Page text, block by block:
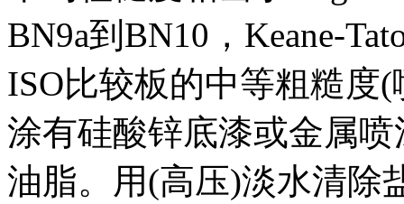
BN9a到BN10，Keane-
ISO比较板的中等粗糙度(
涂有硅酸锌底漆或金属
油脂。用(高压)淡水清除